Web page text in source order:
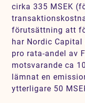
cirka 335 MSEK
förutsättning att
har Nordic
pro rata-andel av
motsvarande ca
lämnat en
ytterligare 50